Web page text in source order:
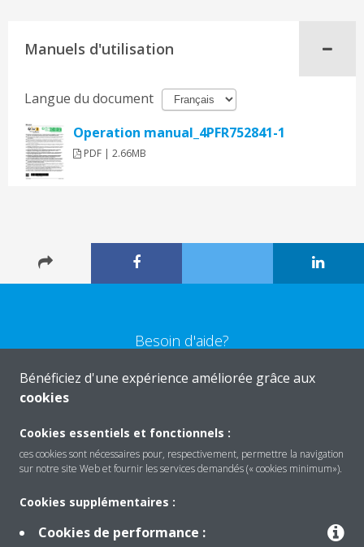
Manuels d'utilisation
Langue du document
Operation manual_4PFR752841-1
PDF | 2.66MB
Besoin d'aide?
CONTACTEZ-NOUS
Bénéficiez d'une expérience améliorée grâce aux
cookies
Cookies essentiels et fonctionnels :
ces cookies sont nécessaires pour, respectivement, permettre la navigation
sur notre site Web et fournir les services demandés (« cookies minimum»).
Cookies supplémentaires :
Cookies de performance :